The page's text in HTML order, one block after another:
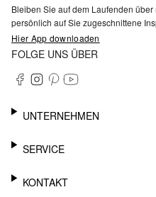
Bleiben Sie auf dem Laufenden
persönlich auf Sie zugeschnittene
Hier App downloaden
FOLGE UNS ÜBER
UNTERNEHMEN
KARRIERE
BARRIEREFREIHEIT
SERVICE
WHATSAPP
KONTAKT